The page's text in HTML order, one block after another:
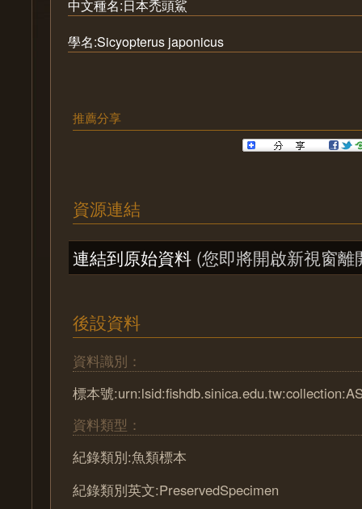
中文種名:日本禿頭鯊
學名:Sicyopterus japonicus
推薦分享
資源連結
連結到原始資料 (您即將開啟新視窗離
後設資料
資料識別：
標本號
資料類型：
紀錄類別:魚類標本
紀錄類別英文:PreservedSpecimen